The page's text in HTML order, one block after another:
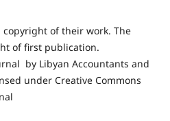
of their work. The
of first publication.
by Libyan Accountants and
under Creative Commons